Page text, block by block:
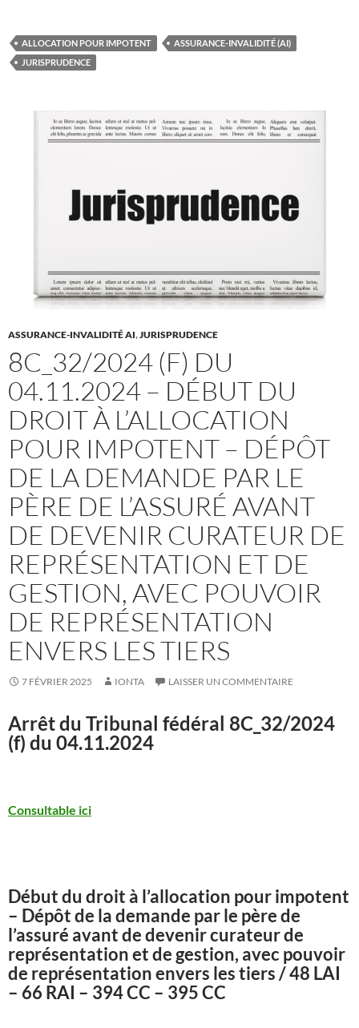
ALLOCATION POUR IMPOTENT
ASSURANCE-INVALIDITÉ (AI)
JURISPRUDENCE
ASSURANCE-INVALIDITÉ AI,JURISPRUDENCE
8C_32/2024 (F) DU
04.11.2024 – DÉBUT DU
DROIT À L’ALLOCATION
POUR IMPOTENT – DÉPÔT
DE LA DEMANDE PAR LE
PÈRE DE L’ASSURÉ AVANT
DE DEVENIR CURATEUR DE
REPRÉSENTATION ET DE
GESTION, AVEC POUVOIR
DE REPRÉSENTATION
ENVERS LES TIERS
7 FÉVRIER 2025 IONTA LAISSER UN COMMENTAIRE
Arrêt du Tribunal fédéral 8C_32/2024
(f) du 04.11.2024
Consultable ici
Début du droit à l’allocation pour impotent
– Dépôt de la demande par le père de
l’assuré avant de devenir curateur de
représentation et de gestion, avec pouvoir
de représentation envers les tiers / 48 LAI
– 66 RAI – 394 CC – 395 CC